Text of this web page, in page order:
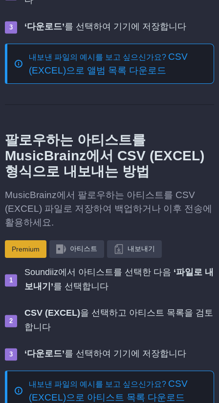
‘다운로드’를 선택하여 기기에 저장합니다
내보낸 파일의 예시를 보고 싶으신가요? CSV
(EXCEL)으로 앨범 목록 다운로드
팔로우하는 아티스트를
MusicBrainz에서 CSV (EXCEL)
형식으로 내보내는 방법
MusicBrainz에서 팔로우하는 아티스트를 CSV
(EXCEL) 파일로 저장하여 백업하거나 이후 전송에
활용하세요.
Premium 아티스트 내보내기
Soundiiz에서 아티스트를 선택한 다음 ‘파일로 내
보내기’를 선택합니다
CSV (EXCEL)을 선택하고 아티스트 목록을 검토
합니다
‘다운로드’를 선택하여 기기에 저장합니다
내보낸 파일의 예시를 보고 싶으신가요? CSV
(EXCEL)으로 아티스트 목록 다운로드